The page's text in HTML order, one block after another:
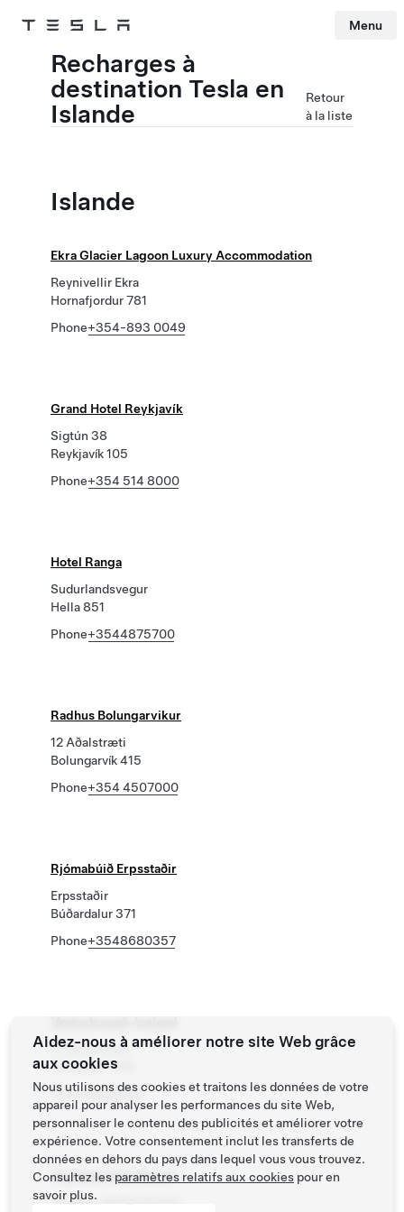
Tesla Menu
Recharges à
destination Tesla en
Islande
Retour
à la liste
Islande
Ekra Glacier Lagoon Luxury Accommodation
Reynivellir Ekra
Hornafjordur 781
Phone+354-893 0049
Grand Hotel Reykjavík
Sigtún 38
Reykjavík 105
Phone+354 514 8000
Hotel Ranga
Sudurlandsvegur
Hella 851
Phone+3544875700
Radhus Bolungarvikur
12 Aðalstræti
Bolungarvík 415
Phone+354 4507000
Rjómabúið Erpsstaðir
Erpsstaðir
Búðardalur 371
Phone+3548680357
3 Hafnarbraut
Bíldudalur 465
Phone4502354
Vogafjós Farm Resort
I Vogum 4805073200
Aidez-nous à améliorer notre site Web grâce
aux cookies
Nous utilisons des cookies et traitons les données de votre
appareil pour analyser les performances du site Web,
personnaliser le contenu des publicités et améliorer votre
expérience. Votre consentement inclut les transferts de
données en dehors du pays dans lequel vous vous trouvez.
Consultez les paramètres relatifs aux cookies pour en
savoir plus.